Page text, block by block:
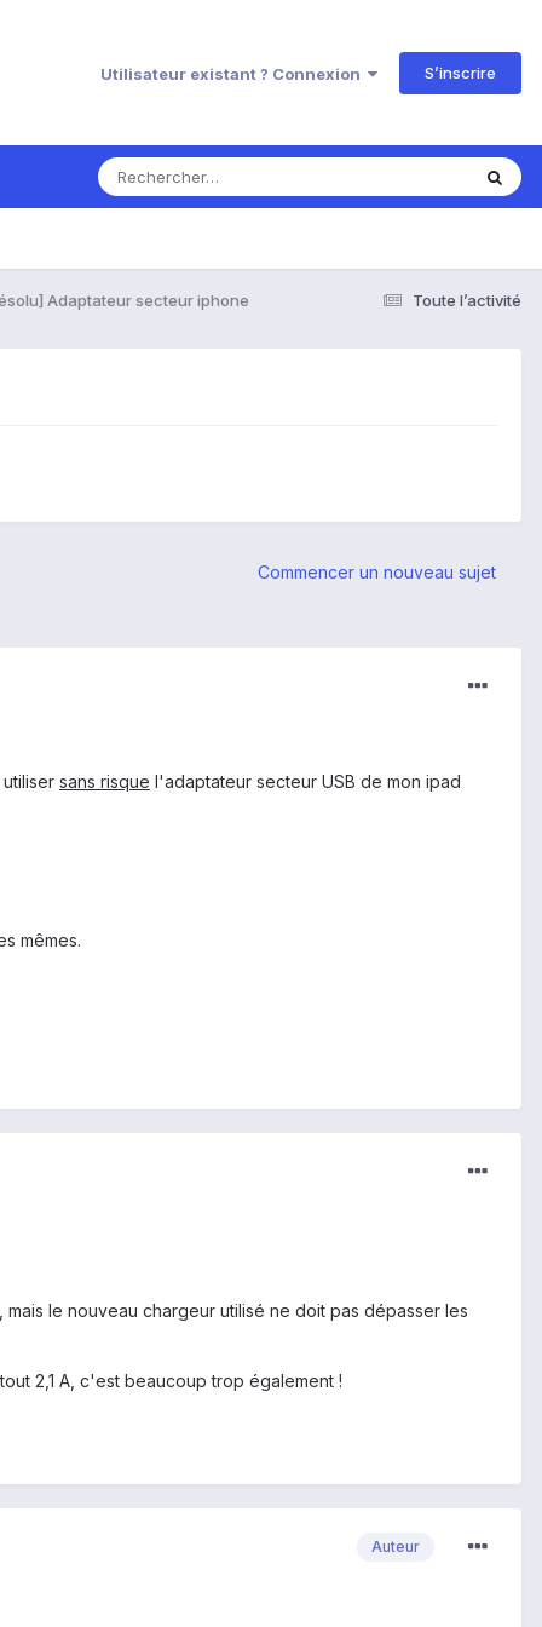
Utilisateur existant ? Connexion S’inscrire
Toute l’activité
Adaptateur secteur iphone
Commencer un nouveau sujet
sans risque l'adaptateur secteur USB de mon ipad
mêmes.
le nouveau chargeur utilisé ne doit pas dépasser les
2,1 A, c'est beaucoup trop également !
Auteur